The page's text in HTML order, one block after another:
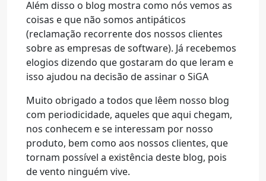
Além disso o blog mostra como nós vemos as
coisas e que não somos antipáticos
(reclamação recorrente dos nossos clientes
sobre as empresas de software). Já recebemos
elogios dizendo que gostaram do que leram e
isso ajudou na decisão de assinar o SiGA
Muito obrigado a todos que lêem nosso blog
com periodicidade, aqueles que aqui chegam,
nos conhecem e se interessam por nosso
produto, bem como aos nossos clientes, que
tornam possível a existência deste blog, pois
de vento ninguém vive.